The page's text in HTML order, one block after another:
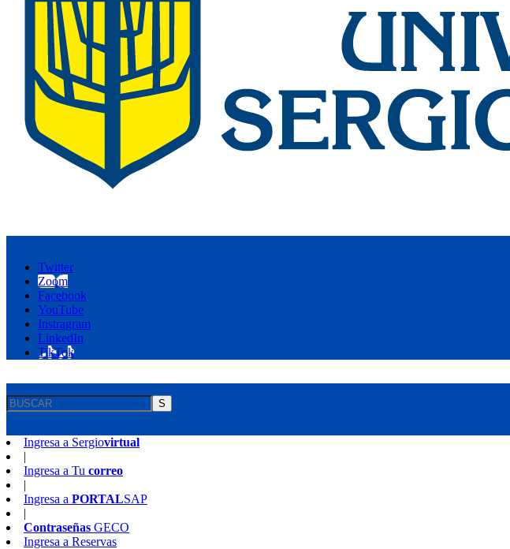
Twitter
Zoom
Facebook
YouTube
Instragram
LinkedIn
TikTok
S
Ingresa a Sergiovirtual
|
Ingresa a Tu correo
|
Ingresa a PORTALSAP
|
Contraseñas GECO
Ingresa a Reservas